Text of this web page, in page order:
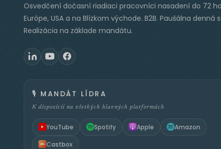
Osvedčení dočasní riadiaci pracovníci nasadení do 72
Európe, USA a na Blízkom východe. B2B. Paušálna denná
Realizácia na základe mandátu.
🎙️ MANDÁT LÍDRA
K dispozícii na všetkých hlavných platformách
YouTube Spotify Apple Amazon
Castbox